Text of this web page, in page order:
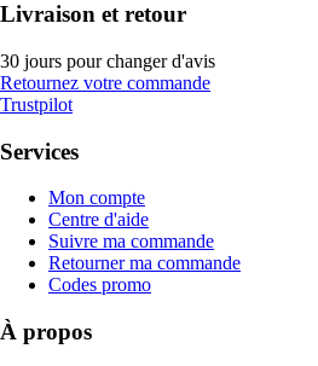
Livraison et retour
30 jours pour changer d'avis
Retournez votre commande
Trustpilot
Services
Mon compte
Centre d'aide
Suivre ma commande
Retourner ma commande
Codes promo
À propos